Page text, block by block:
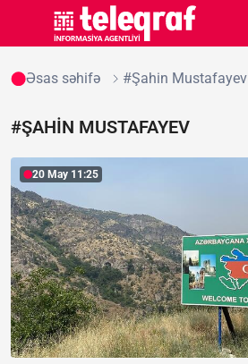
Əsas səhifə #Şahin Mustafayev
#ŞAHIN MUSTAFAYEV
20 May 11:25